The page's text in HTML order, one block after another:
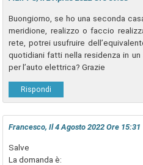
Buongiorno, se ho una seconda
meridione, realizzo o faccio
rete, potrei usufruire
quotidiani fatti nella residenza in
per l’auto elettrica? Grazie
Rispondi
Francesco, Il 4 Agosto 2022 Ore 15:31
Salve
La domanda è: